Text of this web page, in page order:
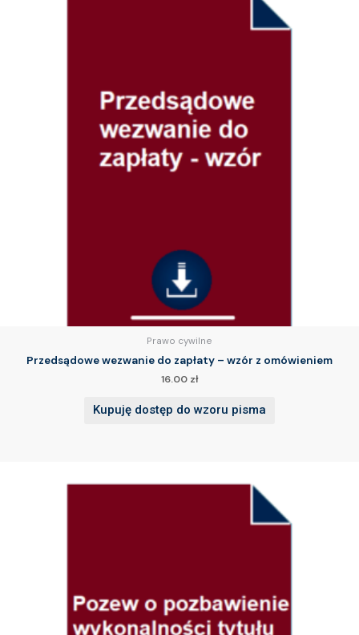
Prawo cywilne
Przedsądowe wezwanie do zapłaty – wzór z omówieniem
16.00 zł
Kupuję dostęp do wzoru pisma